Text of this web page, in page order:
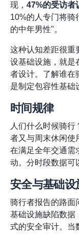
现， 47%的受访者
10%的人专门将骑
的中年男性"。
这种认知差距很重
设基础设施，就是
者设计。了解谁
是制定包容性基础
时间规律
人们什么时候骑
者又与周末休闲使
在满足全年交通需
动。分时段数据可
安全与基础设
骑行者报告的路面
基础设施缺陷数据
式的安全审计。当